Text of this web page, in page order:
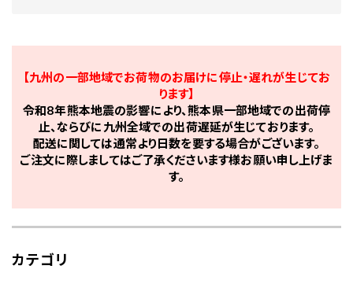
【九州の一部地域でお荷物のお届けに停止・遅れが生じてお
ります】
令和8年熊本地震の影響により、熊本県一部地域での出荷停
止、ならびに九州全域での出荷遅延が生じております。
配送に関しては通常より日数を要する場合がございます。
ご注文に際しましてはご了承くださいます様お願い申し上げま
す。
カテゴリ